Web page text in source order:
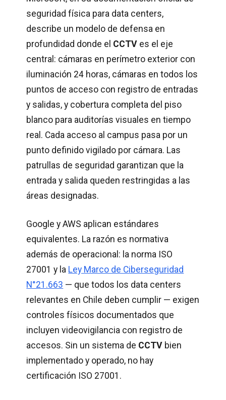
seguridad física para data centers,
describe un modelo de defensa en
profundidad donde el CCTV es el eje
central: cámaras en perímetro exterior con
iluminación 24 horas, cámaras en todos los
puntos de acceso con registro de entradas
y salidas, y cobertura completa del piso
blanco para auditorías visuales en tiempo
real. Cada acceso al campus pasa por un
punto definido vigilado por cámara. Las
patrullas de seguridad garantizan que la
entrada y salida queden restringidas a las
áreas designadas.
Google y AWS aplican estándares
equivalentes. La razón es normativa
además de operacional: la norma ISO
27001 y la Ley Marco de Ciberseguridad
N°21.663 — que todos los data centers
relevantes en Chile deben cumplir — exigen
controles físicos documentados que
incluyen videovigilancia con registro de
accesos. Sin un sistema de CCTV bien
implementado y operado, no hay
certificación ISO 27001.